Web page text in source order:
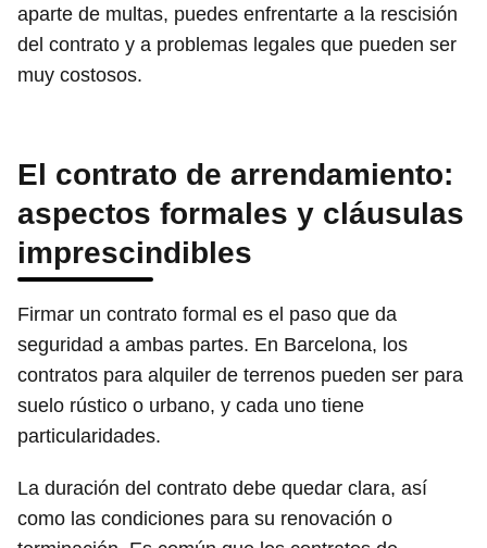
aparte de multas, puedes enfrentarte a la rescisión
del contrato y a problemas legales que pueden ser
muy costosos.
El contrato de arrendamiento:
aspectos formales y cláusulas
imprescindibles
Firmar un contrato formal es el paso que da
seguridad a ambas partes. En Barcelona, los
contratos para alquiler de terrenos pueden ser para
suelo rústico o urbano, y cada uno tiene
particularidades.
La duración del contrato debe quedar clara, así
como las condiciones para su renovación o